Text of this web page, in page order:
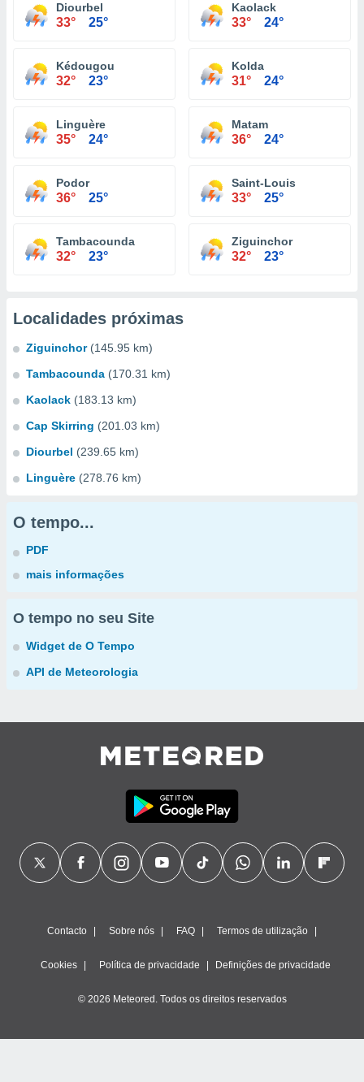
Diourbel
33° 25°
Kaolack
33° 24°
Kédougou
32° 23°
Kolda
31° 24°
Linguère
35° 24°
Matam
36° 24°
Podor
36° 25°
Saint-Louis
33° 25°
Tambacounda
32° 23°
Ziguinchor
32° 23°
Localidades próximas
Ziguinchor (145.95 km)
Tambacounda (170.31 km)
Kaolack (183.13 km)
Cap Skirring (201.03 km)
Diourbel (239.65 km)
Linguère (278.76 km)
O tempo...
PDF
mais informações
O tempo no seu Site
Widget de O Tempo
API de Meteorologia
Contacto Sobre nós FAQ Termos de utilização
Cookies Política de privacidade Definições de privacidade
© 2026 Meteored. Todos os direitos reservados